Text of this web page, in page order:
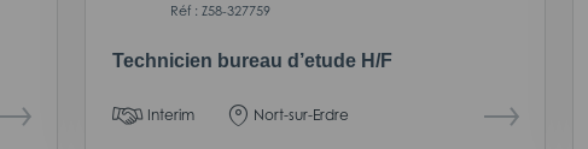
Réf : Z58-327759
Technicien bureau d’etude H/F
Interim Nort-sur-Erdre